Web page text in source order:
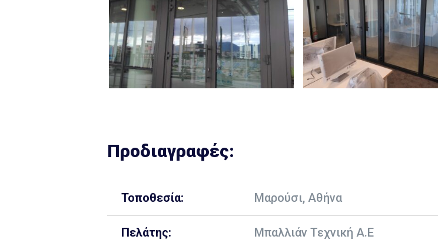
Προδιαγραφές:
Τοποθεσία: Μαρούσι, Αθήνα
Πελάτης: Μπαλλιάν Τεχνική Α.Ε